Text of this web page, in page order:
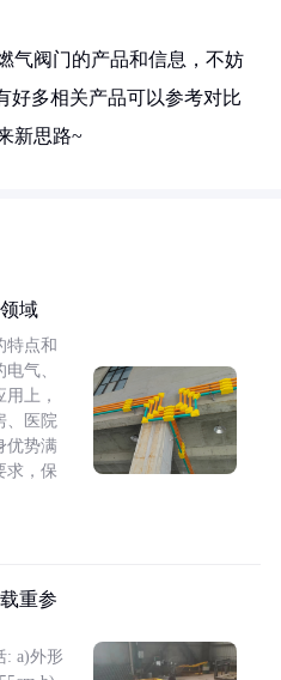
气阀门的产品和信息，不妨
好多相关产品可以参考对比
新思路~
域
特点和
气、
上，
、医院
优势满
求，保
重参
: a)外形